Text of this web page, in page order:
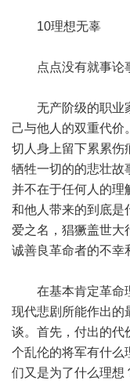
10理想无辜
点点没有就事论事
无产阶级的职业家
己与他人的双重代价
切人身上留下累累伤
牺牲一切的的悲壮故
并不在于任何人的理
和他人带来的到底是
爱之名，猖獗盖世大
诚善良革命者的不幸
在基本肯定革命理
现代悲剧所能作出的
谈。首先，付出的代
个乱伦的将军有什么
们又是为了什么理想